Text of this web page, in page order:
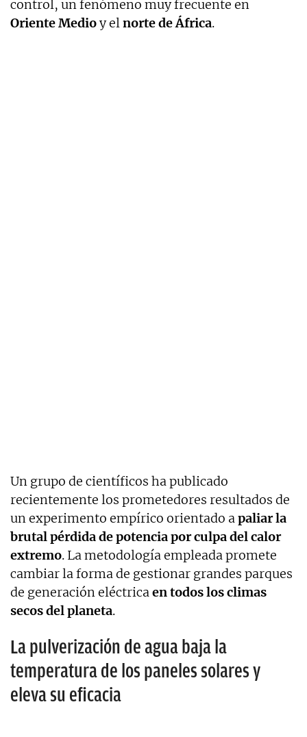
control, un fenómeno muy frecuente en
Oriente Medioy elnorte de África.
Un grupo de científicos ha publicado
recientemente los prometedores resultados de
un experimento empírico orientado apaliar la
brutal pérdida de potencia por culpa del calor
extremo. La metodología empleada promete
cambiar la forma de gestionar grandes parques
de generación eléctricaen todos los climas
secos del planeta.
La pulverización de agua baja la
temperatura de los paneles solares y
eleva su eficacia